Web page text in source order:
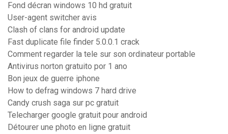
Fond décran windows 10 hd gratuit
User-agent switcher avis
Clash of clans for android update
Fast duplicate file finder 5.0.0.1 crack
Comment regarder la tele sur son ordinateur portable
Antivirus norton gratuito por 1 ano
Bon jeux de guerre iphone
How to defrag windows 7 hard drive
Candy crush saga sur pc gratuit
Telecharger google gratuit pour android
Détourer une photo en ligne gratuit